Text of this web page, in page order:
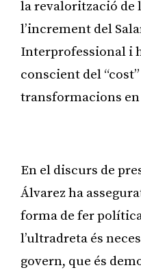
la revalorització de
l’increment del
Interprofessional i
conscient del
transformacions en
En el discurs de
Álvarez ha
forma de fer
l’ultradreta és
govern, que és